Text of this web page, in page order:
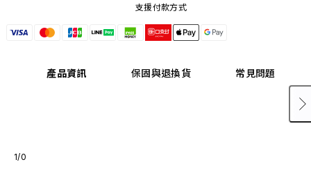
支援付款方式
產品資訊 保固與退換貨 常見問題
1/0